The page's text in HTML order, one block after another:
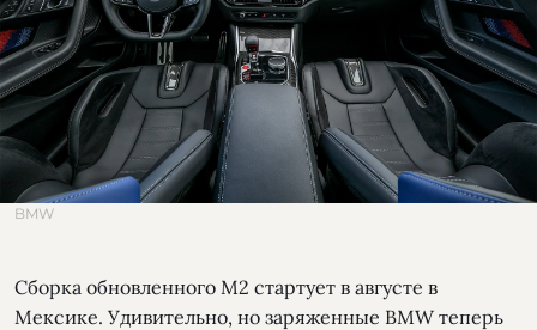
BMW
Сборка обновленного М2 стартует в августе в
Мексике. Удивительно, но заряженные BMW теперь